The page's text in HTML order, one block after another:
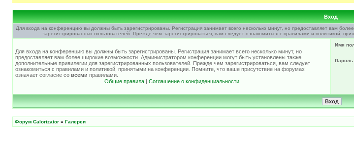
Вход
Для входа на конференцию вы должны быть зарегистрированы. Регистрация занимает всего несколько минут, но предоставляет вам
зарегистрированных пользователей. Прежде чем зарегистрироваться, вам следует ознакомиться с правилами и политикой,
Для входа на конференцию вы должны быть зарегистрированы. Регистрация занимает всего несколько минут, но
предоставляет вам более широкие возможности. Администратором конференции могут быть установлены также
дополнительные привилегии для зарегистрированных пользователей. Прежде чем зарегистрироваться, вам следует
ознакомиться с правилами и политикой, принятыми на конференции. Помните, что ваше присутствие на форумах
означает согласие со всеми правилами.
Общие правила| Соглашение о конфиденциальности
Имя
Пароль:
Форум Calorizator » Галереи